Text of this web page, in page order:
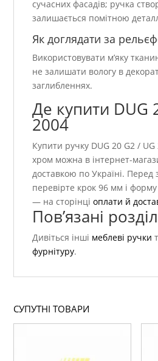
сучасних фасадів; ручка
залишається помітною
Як доглядати за
Використовувати м’яку
не залишати вологу в
заглибленнях.
Де купити DUG
2004
Купити ручку DUG 20 G2 / UG
хром можна в інтернет-
доставкою по Україні.
перевірте крок 96 мм і
— на сторінціоплати й
Пов’язані
Дивіться інші меблеві ручки
фурнітуру.
СУПУТНІ ТОВАРИ